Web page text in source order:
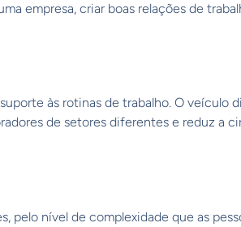
empresa, criar boas relações de
às rotinas de trabalho. O veículo
de setores diferentes e reduz a
pelo nível de complexidade que as